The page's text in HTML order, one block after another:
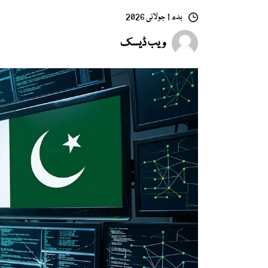
بدھ 1 جولائی 2026
ویب ڈیسک